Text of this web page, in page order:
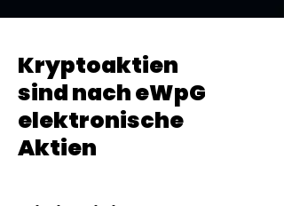
Kryptoaktien
sind nach eWpG
elektronische
Aktien